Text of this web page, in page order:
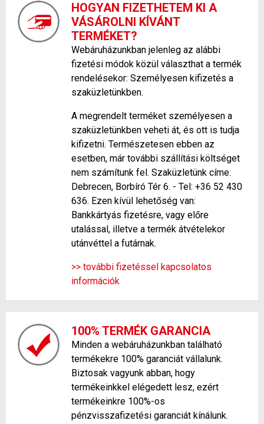
HOGYAN FIZETHETEM KI A
VÁSÁROLNI KÍVÁNT
TERMÉKET?
Webáruházunkban jelenleg az alábbi
fizetési módok közül választhat a termék
rendelésekor: Személyesen kifizetés a
szaküzletünkben.
A megrendelt terméket személyesen a
szaküzletünkben veheti át, és ott is tudja
kifizetni. Természetesen ebben az
esetben, már további szállítási költséget
nem számítunk fel. Szaküzletünk címe:
Debrecen, Borbíró Tér 6. - Tel: +36 52 430
636. Ezen kívül lehetőség van:
Bankkártyás fizetésre, vagy előre
utalással, illetve a termék átvételekor
utánvéttel a futárnak.
>> további fizetéssel kapcsolatos
információk
100% TERMÉK GARANCIA
Minden a webáruházunkban található
termékekre 100% garanciát vállalunk.
Biztosak vagyunk abban, hogy
termékeinkkel elégedett lesz, ezért
termékeinkre 100%-os
pénzvisszafizetési garanciát kínálunk.